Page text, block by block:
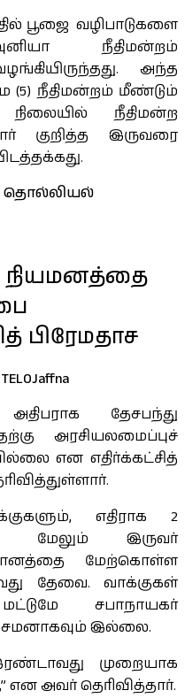
பூஜை வழிபாடுகளை
நீதிமன்றம்
அந்த
(5) நீதிமன்றம் மீண்டும்
நிலையில் நீதிமன்ற
குறித்த இருவரை
தொல்லியல்
பிரேமதாச
TELOJaffna
தேசபந்து
அரசியலமைப்புச்
என எதிர்க்கட்சித்
எதிராக 2
மேலும் இருவர்
மேற்கொள்ள
தேவை. வாக்குகள்
சபாநாயகர்
சமனாகவும் இல்லை.
முறையாக
என அவர் தெரிவித்தார்.